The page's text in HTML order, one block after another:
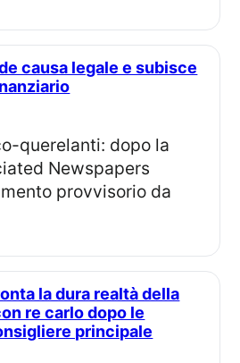
Newspapers
provvisorio da
re carlo dopo le
principale